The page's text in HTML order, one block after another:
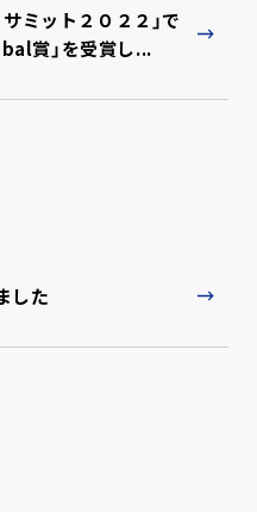
サミット２０２２」で
賞」を受賞し...
した